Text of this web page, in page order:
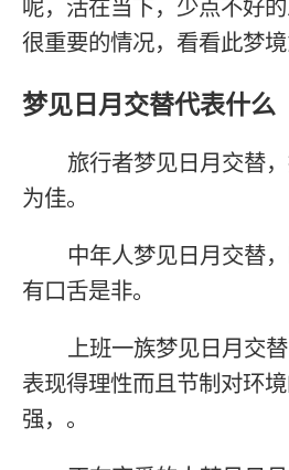
呢，活在当下，少点不好
很重要的情况，看看此梦
梦见日月交替代表什么
旅行者梦见日月交替
为佳。
中年人梦见日月交替
有口舌是非。
上班一族梦见日月交
表现得理性而且节制对环
强，。